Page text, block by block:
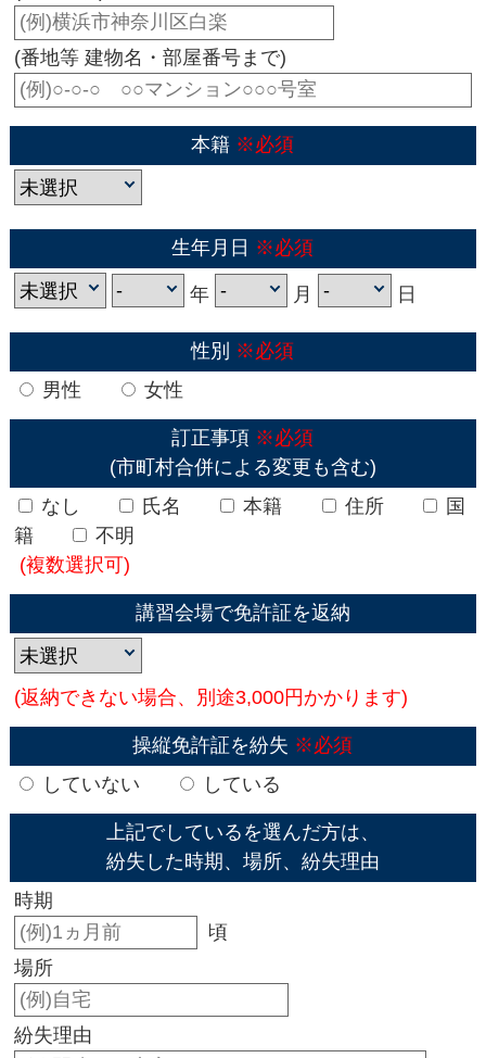
(番地等 建物名・部屋番号まで)
本籍 ※必須
生年月日 ※必須
年 月 日
性別 ※必須
男性
女性
訂正事項 ※必須
(市町村合併による変更も含む)
なし
氏名 本籍 住所
国
籍
不明
(複数選択可)
講習会場で免許証を返納
(返納できない場合、別途3,000円かかります)
操縦免許証を紛失 ※必須
していない
している
上記でしているを選んだ方は、
紛失した時期、場所、紛失理由
時期
頃
場所
紛失理由